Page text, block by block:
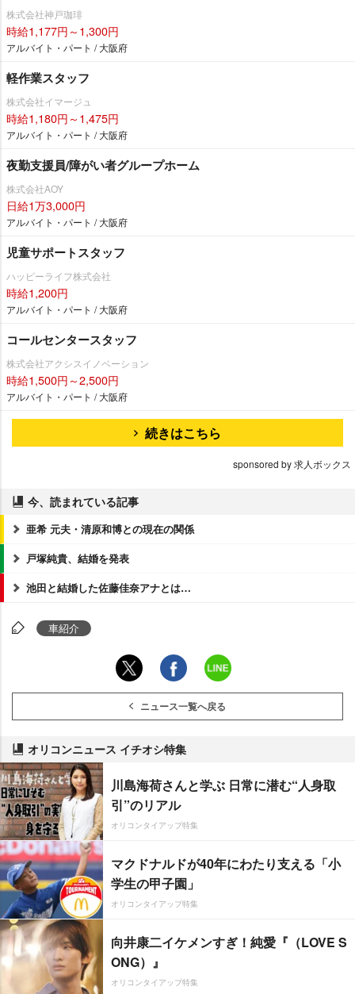
株式会社神戸珈琲
時給1,177円～1,300円
アルバイト・パート / 大阪府
軽作業スタッフ
株式会社イマージュ
時給1,180円～1,475円
アルバイト・パート / 大阪府
夜勤支援員/障がい者グループホーム
株式会社AOY
日給1万3,000円
アルバイト・パート / 大阪府
児童サポートスタッフ
ハッピーライフ株式会社
時給1,200円
アルバイト・パート / 大阪府
コールセンタースタッフ
株式会社アクシスイノベーション
時給1,500円～2,500円
アルバイト・パート / 大阪府
続きはこちら
sponsored by 求人ボックス
今、読まれている記事
亜希 元夫・清原和博との現在の関係
戸塚純貴、結婚を発表
池田と結婚した佐藤佳奈アナとは…
車紹介
ニュース一覧へ戻る
オリコンニュース イチオシ特集
川島海荷さんと学ぶ 日常に潜む“人身取
引”のリアル
オリコンタイアップ特集
マクドナルドが40年にわたり支える「小
学生の甲子園」
オリコンタイアップ特集
向井康二イケメンすぎ！純愛『（LOVE S
ONG）』
オリコンタイアップ特集